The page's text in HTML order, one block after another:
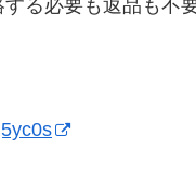
る必要も返品も不要